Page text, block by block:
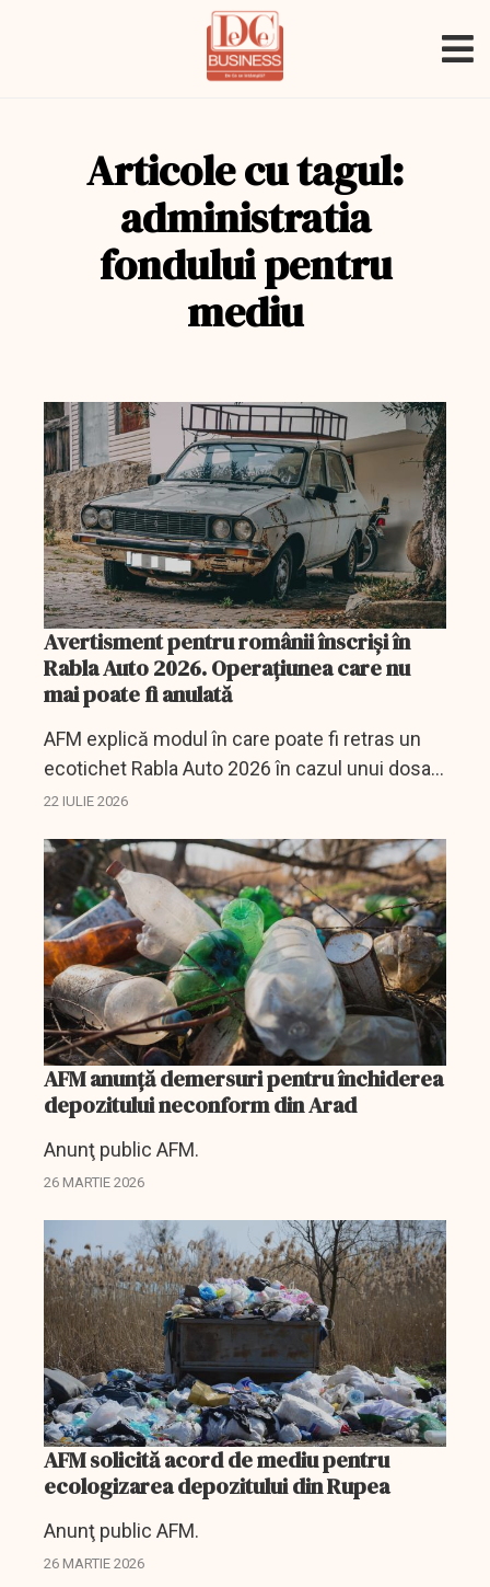
Articole cu tagul:
administratia
fondului pentru
mediu
Avertisment pentru românii înscriși în
Rabla Auto 2026. Operațiunea care nu
mai poate fi anulată
AFM explică modul în care poate fi retras un
ecotichet Rabla Auto 2026 în cazul unui dosar
completat greșit. Operațiunea este
22 IULIE 2026
AFM anunță demersuri pentru închiderea
depozitului neconform din Arad
Anunţ public AFM.
26 MARTIE 2026
AFM solicită acord de mediu pentru
ecologizarea depozitului din Rupea
Anunţ public AFM.
26 MARTIE 2026